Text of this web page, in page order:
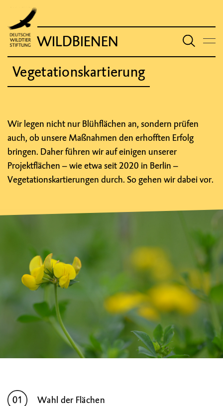
WILDBIENEN
Vegetationskartierung
Wir legen nicht nur Blühflächen an, sondern prüfen
auch, ob unsere Maßnahmen den erhofften Erfolg
bringen. Daher führen wir auf einigen unserer
Projektflächen – wie etwa seit 2020 in Berlin –
Vegetationskartierungen durch. So gehen wir dabei vor.
Wahl der Flächen